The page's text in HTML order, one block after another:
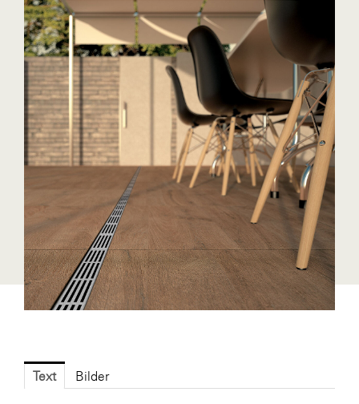
Bundesverband Sonnenschutztechnik
Cineplexx
Colmobil Austria
Controller Institut
Darbo
Designer Outlets Parndorf und Salzburg
DOMOFERM
Essity
EY
FG UBIT Salzburg
foodaffairs
FRoSTA
Text Bilder